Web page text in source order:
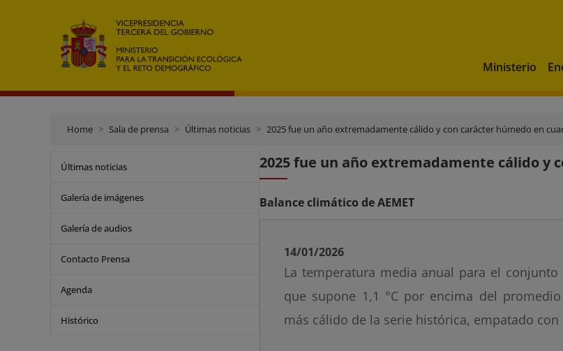
Ministerio
Home Sala de prensa Últimas noticias 2025 fue un año extremadamente cálido y con carácter húmedo en
Últimas noticias
Galería de imágenes
Galería de audios
Contacto Prensa
Agenda
Histórico
2025 fue un año extremadamente cálido y
Balance climático de AEMET
14/01/2026
La temperatura media anual para el conjunto
que supone 1,1 °C por encima del
más cálido de la serie histórica, empatado con